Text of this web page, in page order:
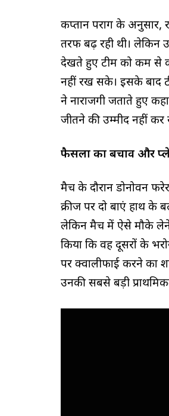
कप्तान पराग के अनुसार,
तरफ बढ़ रही थी। लेकिन
देखते हुए टीम को कम से
नहीं रख सके। इसके बाद
ने नाराजगी जताते हुए
जीतने की उम्मीद नहीं कर
फैसलों का बचाव और
मैच के दौरान डोनोवन
क्रीज पर दो बाएं हाथ के
लेकिन मैच में ऐसे मौके लेने
किया कि वह दूसरों के
पर क्वालीफाई करने का
उनकी सबसे बड़ी